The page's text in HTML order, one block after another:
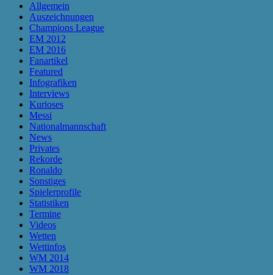
Allgemein
Auszeichnungen
Champions League
EM 2012
EM 2016
Fanartikel
Featured
Infografiken
Interviews
Kurioses
Messi
Nationalmannschaft
News
Privates
Rekorde
Ronaldo
Sonstiges
Spielerprofile
Statistiken
Termine
Videos
Wetten
Wettinfos
WM 2014
WM 2018